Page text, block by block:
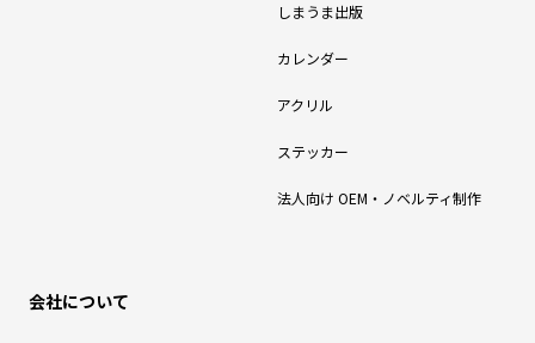
しまうま出版
カレンダー
アクリル
ステッカー
法人向け OEM・ノベルティ制作
会社について